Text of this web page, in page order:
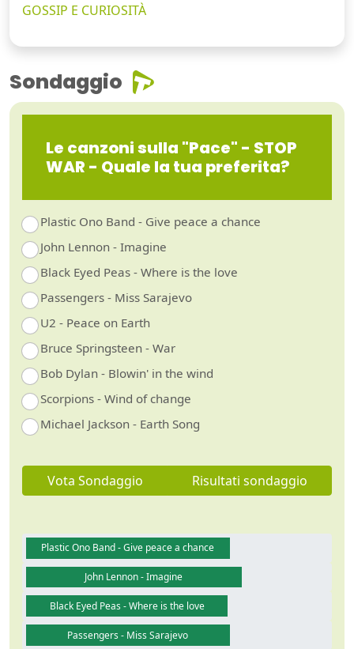
GOSSIP E CURIOSITÀ
Sondaggio
Le canzoni sulla "Pace" - STOP
WAR - Quale la tua preferita?
Plastic Ono Band - Give peace a chance
John Lennon - Imagine
Black Eyed Peas - Where is the love
Passengers - Miss Sarajevo
U2 - Peace on Earth
Bruce Springsteen - War
Bob Dylan - Blowin' in the wind
Scorpions - Wind of change
Michael Jackson - Earth Song
Vota Sondaggio Risultati sondaggio
Plastic Ono Band - Give peace a chance
John Lennon - Imagine
Black Eyed Peas - Where is the love
Passengers - Miss Sarajevo